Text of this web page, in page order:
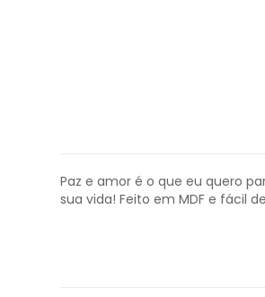
Paz e amor é o que eu quero
sua vida! Feito em MDF e fácil